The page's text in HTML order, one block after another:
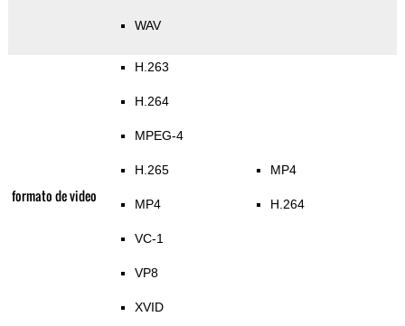
WAV
formato de video
H.263
H.264
MPEG-4
H.265
MP4
VC-1
VP8
XVID
MP4
H.264